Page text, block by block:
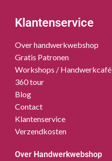
Klantenservice
Over handwerkwebshop
Gratis Patronen
Workshops / Handwerkcafé
360 tour
Blog
Contact
Klantenservice
Verzendkosten
Over Handwerkwebshop